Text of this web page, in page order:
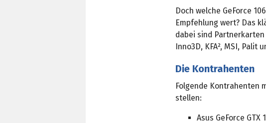
Doch welche GeForce
Empfehlung wert? Das
dabei sind Partnerkarten
Inno3D, KFA², MSI, Palit
Die Kontrahenten
Folgende Kontrahenten
stellen:
Asus GeForce GTX